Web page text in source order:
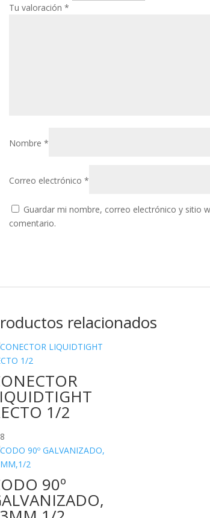
Tu valoración*
Nombre*
Correo electrónico*
Guardar mi nombre, correo electrónico y sitio
comentario.
relacionados
1/2
90º